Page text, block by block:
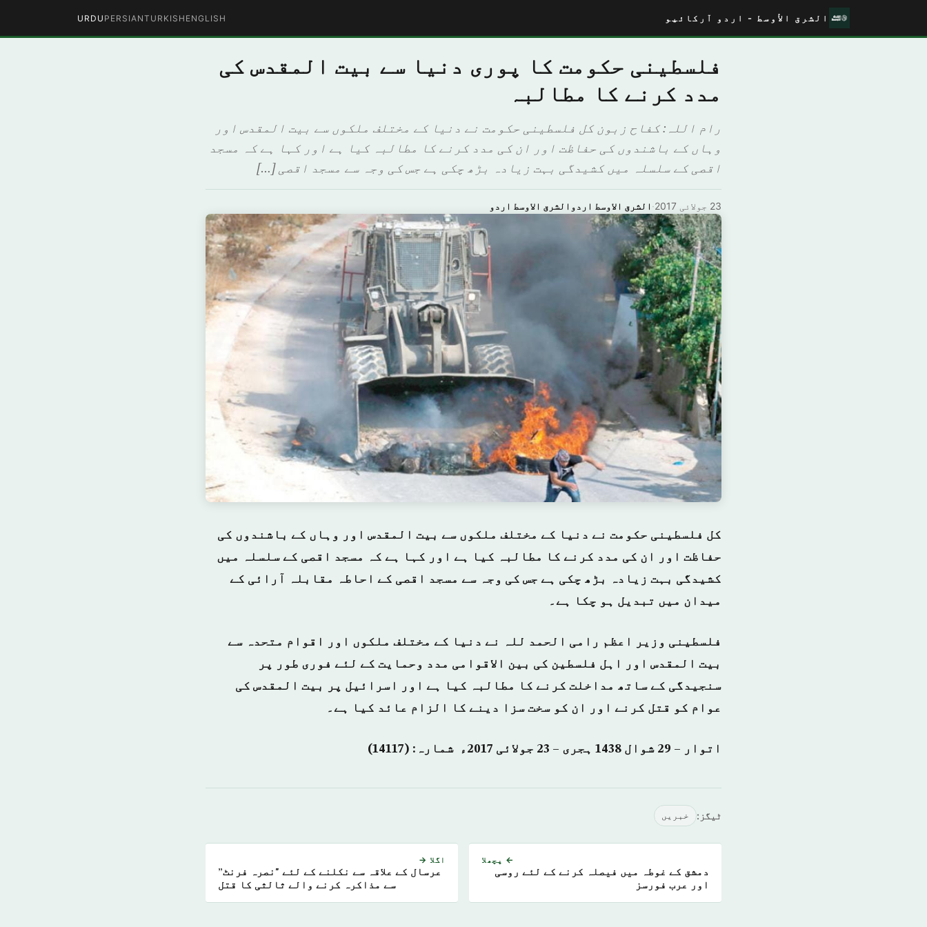
الشرق الأوسط - اردو آرکائیو ENGLISH
TURKISH
PERSIAN
URDU
فلسطینی حکومت کا پوری دنیا سے بیت المقدس کی
مدد کرنے کا مطالبہ
رام اللہ: کفاح زبون کل فلسطینی حکومت نے دنیا کے مختلف ملکوں سے بیت المقدس اور
وہاں کے باشندوں کی حفاظت اور ان کی مدد کرنے کا مطالبہ کیا ہے اور کہا ہے کہ مسجد
اقصی کے سلسلہ میں کشیدگی بہت زیادہ بڑھ چکی ہے جس کی وجہ سے مسجد اقصی […]
الشرق الاوسط اردوالشرق الاوسط اردو · 23 جولائی 2017
کل فلسطینی حکومت نے دنیا کے مختلف ملکوں سے بیت المقدس اور وہاں کے باشندوں کی
حفاظت اور ان کی مدد کرنے کا مطالبہ کیا ہے اور کہا ہے کہ مسجد اقصی کے سلسلہ میں
کشیدگی بہت زیادہ بڑھ چکی ہے جس کی وجہ سے مسجد اقصی کے احاطہ مقابلہ آرائی کے
میدان میں تبدیل ہو چکا ہے۔
فلسطینی وزیر اعظم رامی الحمد للہ نے دنیا کے مختلف ملکوں اور اقوام متحدہ سے
بیت المقدس اور اہل فلسطین کی بین الاقوامی مدد وحمایت کے لئے فوری طور پر
سنجیدگی کے ساتھ مداخلت کرنے کا مطالبہ کیا ہے اور اسرائیل پر بیت المقدس کی
عوام کو قتل کرنے اور ان کو سخت سزا دینے کا الزام عائد کیا ہے۔
اتوار – 29 شوال 1438 ہجری – 23 جولائی 2017ء شمارہ: (14117)
ٹیگز: خبريں
← پچھلا
دمشق کے غوطہ میں فیصلہ کرنے کے لئے روسی
اور عرب فورسز
اگلا →
عرسال کے علاقہ سے نکلنے کے لئے "نصرہ فرنٹ”
سے مذاکرہ کرنے والے ثالثی کا قتل